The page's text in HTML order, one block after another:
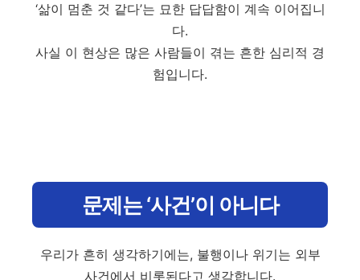
‘삶이 멈춘 것 같다’는 묘한 답답함이 계속 이어집니
다.
사실 이 현상은 많은 사람들이 겪는 흔한 심리적 경
험입니다.
문제는 ‘사건’이 아니다
우리가 흔히 생각하기에는, 불행이나 위기는 외부
사건에서 비롯된다고 생각합니다.